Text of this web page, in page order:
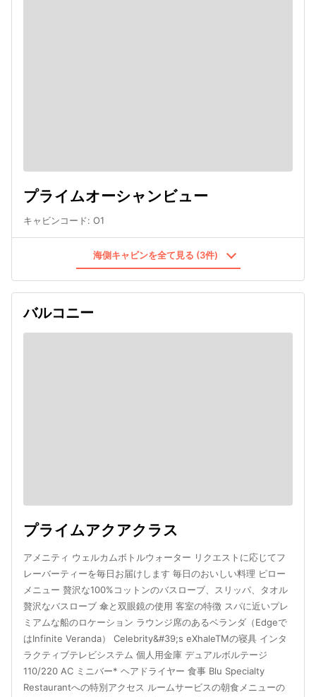
プライムオーシャンビュー
キャビンコード: O1
海側キャビンを全て見る (3件)
バルコニー
プライムアクアクラス
アメニティ ウェルカムボトルウォーター リクエストに応じてフ
レーバーティーを毎日お届けします 毎日のおいしい料理 ピロー
メニュー 贅沢な100%コットンのバスローブ、スリッパ、タオル
贅沢なバスローブ 傘と双眼鏡の使用 客室の特徴 スパに近いプレ
ミアムな船のロケーション ラウンジ席のあるベランダ（Edgeで
はInfinite Veranda） Celebrity&#39;s eXhaleTMの寝具 インタ
ラクティブテレビシステム 個人用金庫 デュアルボルテージ
110/220 AC ミニバー* ヘアドライヤー 食事 Blu Specialty
Restaurantへの特別アクセス ルームサービスの朝食メニューの